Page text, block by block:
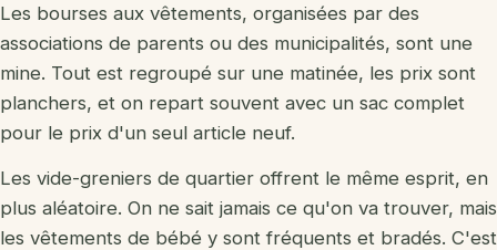
Les bourses aux vêtements, organisées par des
associations de parents ou des municipalités, sont une
mine. Tout est regroupé sur une matinée, les prix sont
planchers, et on repart souvent avec un sac complet
pour le prix d'un seul article neuf.
Les vide-greniers de quartier offrent le même esprit, en
plus aléatoire. On ne sait jamais ce qu'on va trouver, mais
les vêtements de bébé y sont fréquents et bradés. C'est